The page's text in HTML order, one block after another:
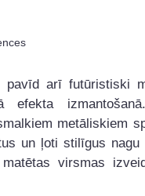
pavīd arī futūristiski
efekta
metāliskiem
un ļoti stilīgus nagu
virsmas